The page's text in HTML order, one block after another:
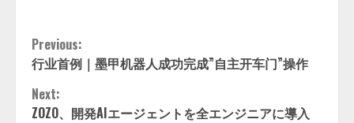
Continue
Reading
Previous:
行业首例｜墨甲机器人成功完成”自主开车门”操作
Next:
ZOZO、開発AIエージェントを全エンジニアに導入